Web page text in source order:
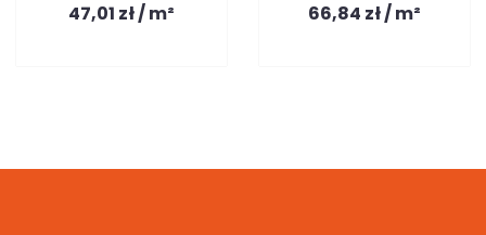
47,01 zł / m²
66,84 zł / m²